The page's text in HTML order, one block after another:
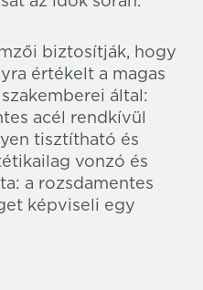
biztosítják, hogy
értékelt a magas
által:
acél rendkívül
tisztítható és
vonzó és
a rozsdamentes
képviseli egy